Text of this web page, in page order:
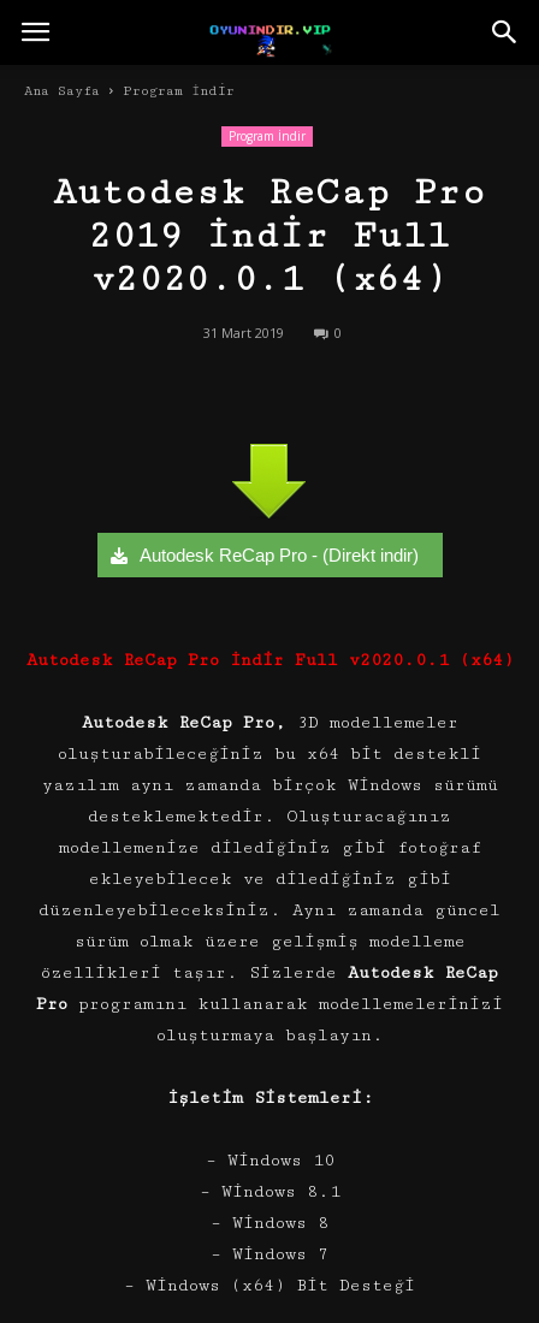
Ana Sayfa Program İndir
Program İndir
Autodesk ReCap Pro
2019 İndir Full
v2020.0.1 (x64)
31 Mart 2019 0
Autodesk ReCap Pro - (Direkt indir)
Autodesk ReCap Pro İndir Full v2020.0.1 (x64)
Autodesk ReCap Pro,
3D modellemeler
oluşturabileceğiniz bu x64 bit destekli
yazılım aynı zamanda birçok Windows sürümü
desteklemektedir. Oluşturacağınız
modellemenize dilediğiniz gibi fotoğraf
ekleyebilecek ve dilediğiniz gibi
düzenleyebileceksiniz. Aynı zamanda güncel
sürüm olmak üzere gelişmiş modelleme
özellikleri taşır. Sizlerde Autodesk ReCap
Pro programını kullanarak modellemelerinizi
oluşturmaya başlayın.
İşletim Sistemleri:
– Windows 10
– Windows 8.1
– Windows 8
– Windows 7
– Windows (x64) Bit Desteği